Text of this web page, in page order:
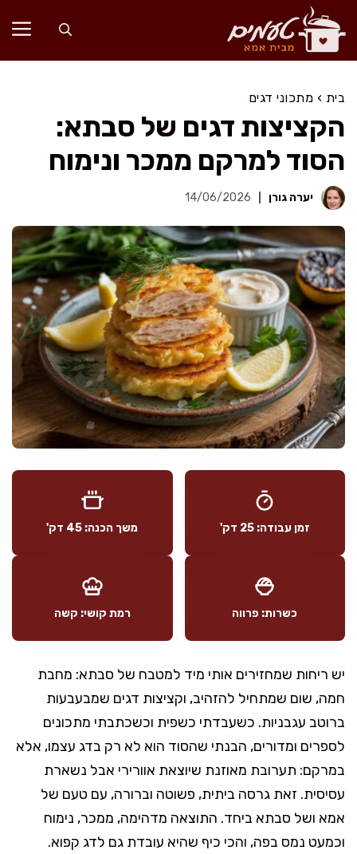
לדלג
לתוכן
בית › מתכוני דגים
הקציצות דגים של סבתא:
הסוד למרקם ממכר ונימוח
יערה גורן 14/06/2026
זמן עבודה: 25 דק' משך הכנה: 45 דק'
כשרות: פרווה רמת קושי: קשה
יש ריחות שמחזירים אותי מיד למטבח של סבתא: מחבת
חמה, שום שמתחיל להזהיב, וקציצות דגים שמבעבעות
ברוטב עגבניות. כשעבדתי כשפית וכשכתבתי מתכונים
לספרים ומדורים, הבנתי שהסוד הוא לא רק בדג עצמו, אלא
במרקם: תערובת מאוזנת שיוצאת אוורירי אבל נשארת
עסיסית. זאת גרסה ביתית, פשוטה וברורה, עם טעם של
אמא ושל סבתא ביחד. התוצאה מדהימה, ממכר, נימוח
וכמעט נמס בפה, והכי כיף שהיא עובדת גם לדג קפוא.